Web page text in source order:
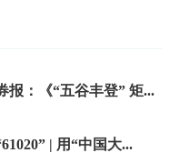
报：《“五谷丰登” 矩...
| 用“中国大...